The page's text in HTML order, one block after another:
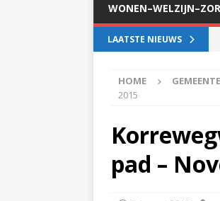
LAATSTE NIEUWS
HOME
2015
pad –